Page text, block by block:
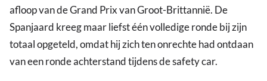
afloop van de Grand Prix van Groot-Brittannië. De
Spanjaard kreeg maar liefst één volledige ronde bij zijn
totaal opgeteld, omdat hij zich ten onrechte had ontdaan
van een ronde achterstand tijdens de safety car.